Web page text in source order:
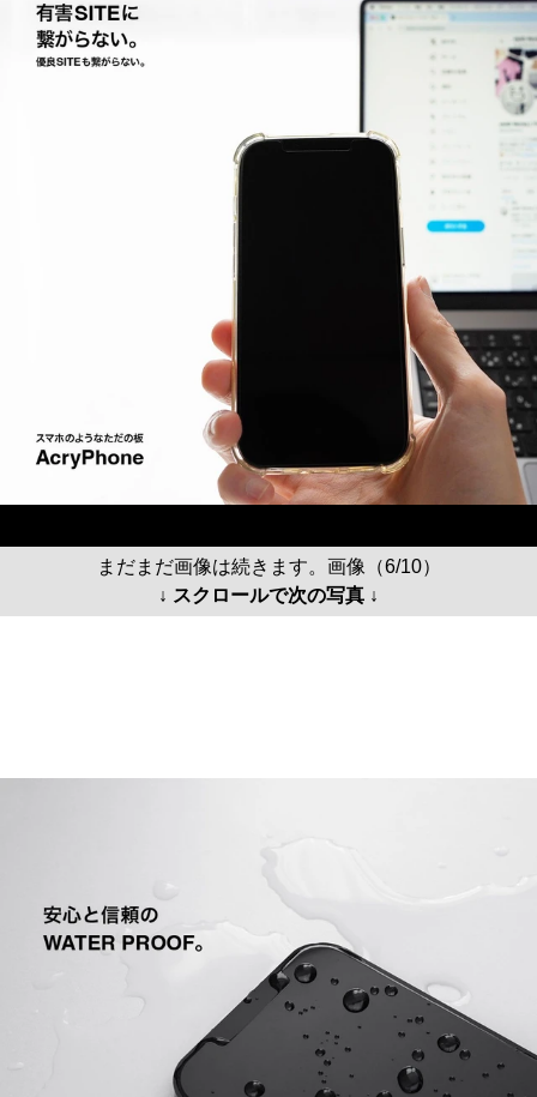
まだまだ画像は続きます。画像（6/10）
↓ スクロールで次の写真 ↓